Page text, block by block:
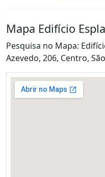
Mapa Edifício
Pesquisa no Mapa:
Azevedo, 206, Centro,